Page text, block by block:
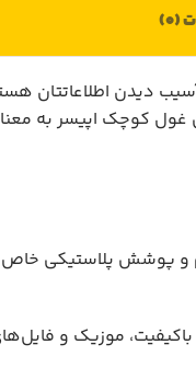
(0)
غول کوچک اپیسر به
موزیک و